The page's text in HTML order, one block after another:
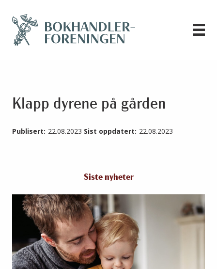
Klapp dyrene på gården
Publisert: 22.08.2023 Sist oppdatert: 22.08.2023
Siste nyheter